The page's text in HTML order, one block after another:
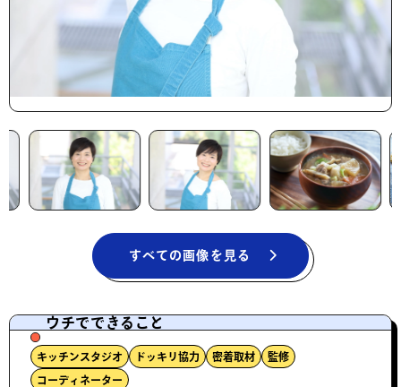
すべての画像を見る
ウチでできること
キッチンスタジオ ドッキリ協力 密着取材 監修
コーディネーター